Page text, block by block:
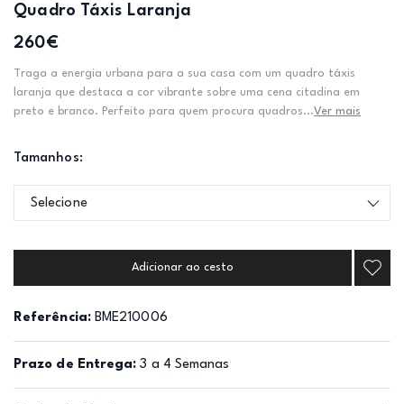
Quadro Táxis Laranja
260€
Traga a energia urbana para a sua casa com um quadro táxis
laranja que destaca a cor vibrante sobre uma cena citadina em
preto e branco. Perfeito para quem procura quadros...Ver mais
Tamanhos:
Selecione
Adicionar ao cesto
Referência: BME210006
Prazo de Entrega: 3 a 4 Semanas